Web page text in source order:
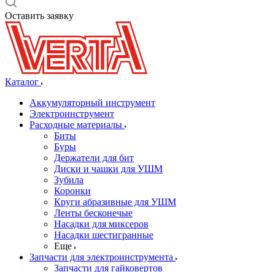
Оставить заявку
Каталог
Аккумуляторный инструмент
Электроинструмент
Расходные материалы
Биты
Буры
Держатели для бит
Диски и чашки для УШМ
Зубила
Коронки
Круги абразивные для УШМ
Ленты бесконечые
Насадки для миксеров
Насадки шестигранные
Еще
Запчасти для электроинструмента
Запчасти для гайковертов